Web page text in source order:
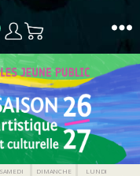
SAMEDI DIMANCHE LUNDI